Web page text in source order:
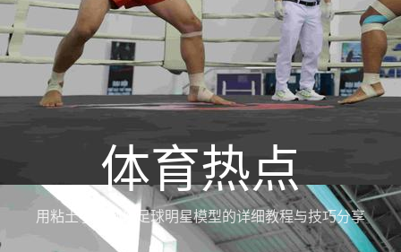
体育热点
用粘土手工制作足球明星模型的详细教程与技巧分享